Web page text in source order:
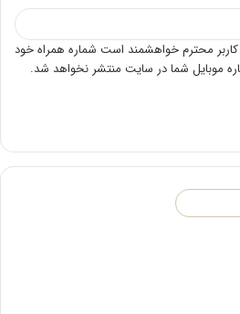
کاربر محترم خواهشمند است شماره همراه خود
موبایل شما در سایت منتشر نخواهد شد.